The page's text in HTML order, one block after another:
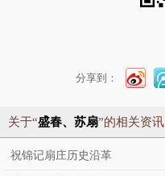
分享到：
关于“盛春、苏扇”的相关资讯
祝锦记扇庄历史沿革